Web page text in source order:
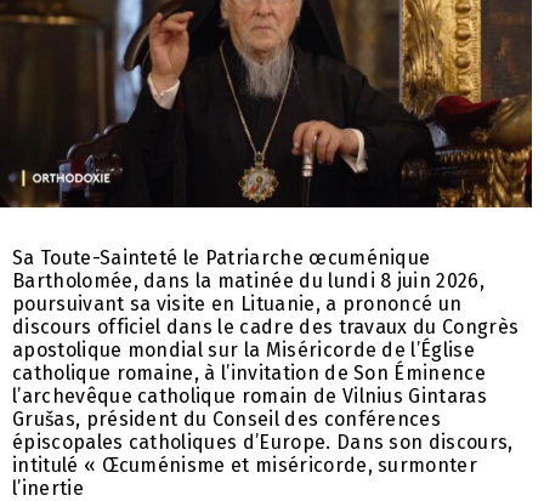
Sa Toute-Sainteté le Patriarche œcuménique
Bartholomée, dans la matinée du lundi 8 juin 2026,
poursuivant sa visite en Lituanie, a prononcé un
discours officiel dans le cadre des travaux du Congrès
apostolique mondial sur la Miséricorde de l’Église
catholique romaine, à l’invitation de Son Éminence
l’archevêque catholique romain de Vilnius Gintaras
Grušas, président du Conseil des conférences
épiscopales catholiques d’Europe. Dans son discours,
intitulé « Œcuménisme et miséricorde, surmonter
l’inertie